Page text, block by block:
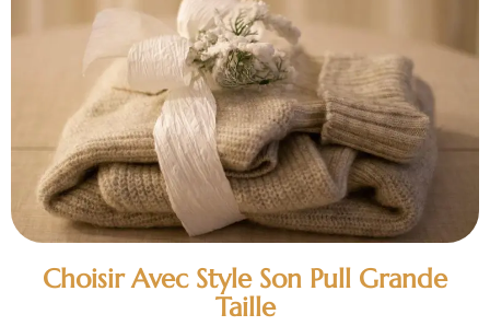
Choisir Avec Style Son Pull Grande
Taille